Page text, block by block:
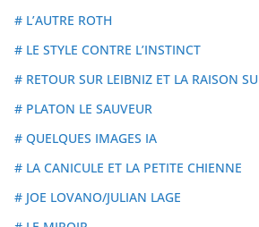
# L’AUTRE ROTH
# LE STYLE CONTRE L’INSTINCT
# RETOUR SUR LEIBNIZ ET LA RAISON
# PLATON LE SAUVEUR
# QUELQUES IMAGES IA
# LA CANICULE ET LA PETITE CHIENNE
# JOE LOVANO/JULIAN LAGE